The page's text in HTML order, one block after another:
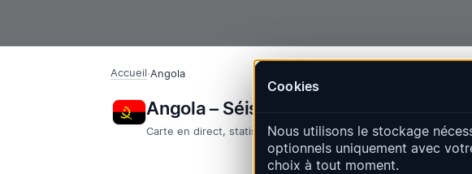
Cookies
Nous utilisons le stockage
optionnels uniquement avec
choix à tout moment.
Accueil·Angola
Angola – Séismes | QuakeMap24
Carte en direct, statistiques et événements récents